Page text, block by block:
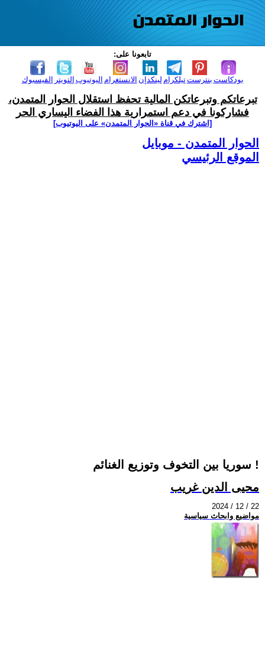
تابعونا على:
الفيسبوك التويتر اليوتيوب الانستغرام لينكدإن تيلكرامبنترست بودكاست
تبرعاتكم وتبرعاتكن المالية تحفظ استقلال الحوار المتمدن،
فشاركونا في دعم استمرارية هذا الفضاء اليساري الحر
[اشترك في قناة ‫«الحوار المتمدن» على اليوتيوب]
الحوار المتمدن - موبايل
الموقع الرئيسي
سوريا بين التخوف وتوزيع الغنائم !
محيى الدين غريب
2024 / 12 / 22
مواضيع وابحاث سياسية